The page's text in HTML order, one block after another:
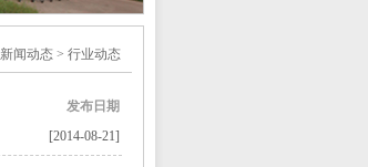
新闻动态 > 行业动态
发布日期
[2014-08-21]